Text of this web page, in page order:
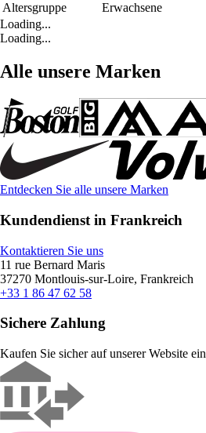
Altersgruppe
Erwachsene
Loading...
Loading...
Alle unsere Marken
Entdecken Sie alle unsere Marken
Kundendienst in Frankreich
Kontaktieren Sie uns
11 rue Bernard Maris
37270 Montlouis-sur-Loire, Frankreich
+33 1 86 47 62 58
Sichere Zahlung
Kaufen Sie sicher auf unserer Website ein